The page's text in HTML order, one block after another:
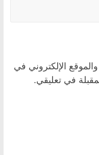
الإلكتروني في
في تعليقي.